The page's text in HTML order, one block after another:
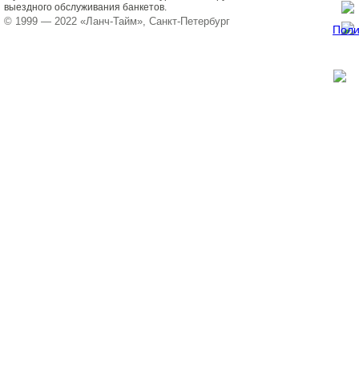
выездного обслуживания банкетов.
© 1999 — 2022 «Ланч-Тайм», Санкт-Петербург